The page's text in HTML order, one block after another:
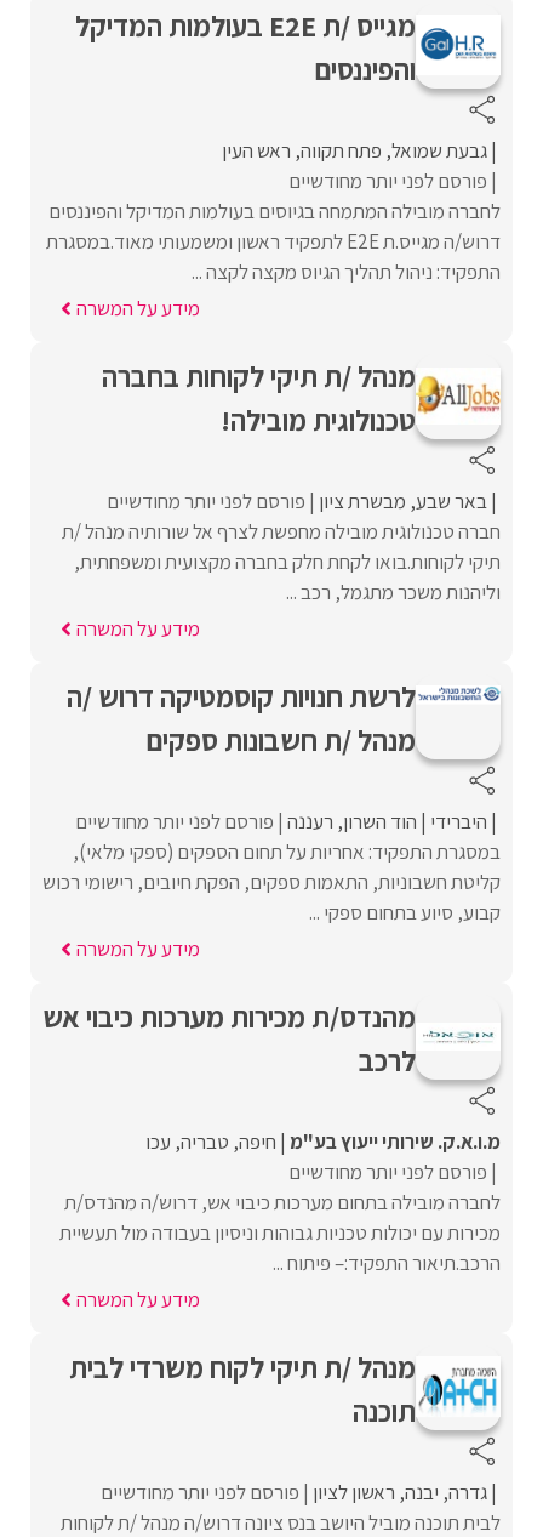
מגייס /ת E2E בעולמות המדיקל
והפיננסים
גבעת שמואל פתח תקווה ראש העין
פורסם לפני יותר מחודשיים
לחברה מובילה המתמחה בגיוסים בעולמות המדיקל והפיננסים
דרוש/ה מגייס.ת E2E לתפקיד ראשון ומשמעותי מאוד.במסגרת
התפקיד: ניהול תהליך הגיוס מקצה לקצה ...
מידע על המשרה
מנהל /ת תיקי לקוחות בחברה
טכנולוגית מובילה!
באר שבע מבשרת ציון פורסם לפני יותר מחודשיים
חברה טכנולוגית מובילה מחפשת לצרף אל שורותיה מנהל /ת
תיקי לקוחות.בואו לקחת חלק בחברה מקצועית ומשפחתית,
וליהנות משכר מתגמל, רכב ...
מידע על המשרה
לרשת חנויות קוסמטיקה דרוש /ה
מנהל /ת חשבונות ספקים
היברידי הוד השרון רעננה פורסם לפני יותר מחודשיים
במסגרת התפקיד: אחריות על תחום הספקים (ספקי מלאי),
קליטת חשבוניות, התאמות ספקים, הפקת חיובים, רישומי רכוש
קבוע, סיוע בתחום ספקי ...
מידע על המשרה
מהנדס/ת מכירות מערכות כיבוי אש
לרכב
מ.ו.א.ק. שירותי ייעוץ בע"מ חיפה טבריה עכו
פורסם לפני יותר מחודשיים
לחברה מובילה בתחום מערכות כיבוי אש, דרוש/ה מהנדס/ת
מכירות עם יכולות טכניות גבוהות וניסיון בעבודה מול תעשיית
הרכב.תיאור התפקיד:– פיתוח ...
מידע על המשרה
מנהל /ת תיקי לקוח משרדי לבית
תוכנה
גדרה יבנה ראשון לציון פורסם לפני יותר מחודשיים
לבית תוכנה מוביל היושב בנס ציונה דרוש/ה מנהל /ת לקוחות